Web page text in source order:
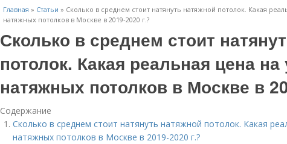
Главная » Статьи » Сколько в среднем стоит натянуть натяжной потолок. Какая
натяжных потолков в Москве в 2019-2020 г.?
Сколько в среднем стоит
потолок. Какая реальная цена на
натяжных потолков в Москве в
Содержание
Сколько в среднем стоит натянуть натяжной потолок. Какая
натяжных потолков в Москве в 2019-2020 г.?